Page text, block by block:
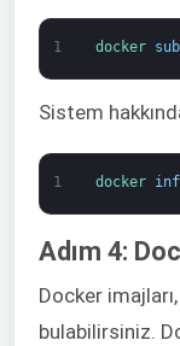
1 docker
Sistem
1 docker
Adım 4:
Docker
bulabilirsiniz.